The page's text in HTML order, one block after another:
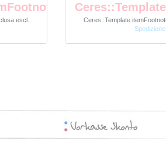
escl.
Spedizione